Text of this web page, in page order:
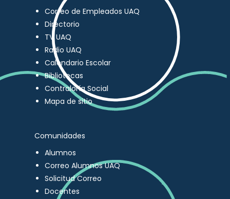
Correo de Empleados UAQ
Directorio
TV UAQ
Radio UAQ
Calendario Escolar
Bibliotecas
Contraloría Social
Mapa de sitio
Comunidades
Alumnos
Correo Alumnos UAQ
Solicitud Correo
Docentes